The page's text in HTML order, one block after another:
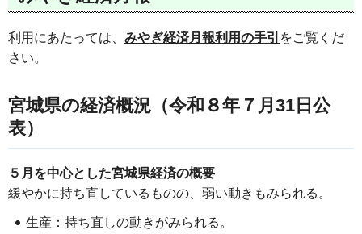
利用にあたっては、 みやぎ経済月報利用の手引 をご覧くだ
さい。
宮城県の経済概況（令和８年７月31日公
表）
５月を中心とした宮城県経済の概要
緩やかに持ち直しているものの、弱い動きもみられる。
生産：持ち直しの動きがみられる。